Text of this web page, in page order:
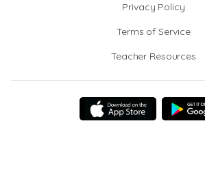
Privacy Policy
Terms of Service
Teacher Resources